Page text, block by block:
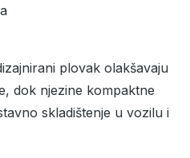
plovak olakšavaju
dok njezine kompaktne
skladištenje u vozilu i